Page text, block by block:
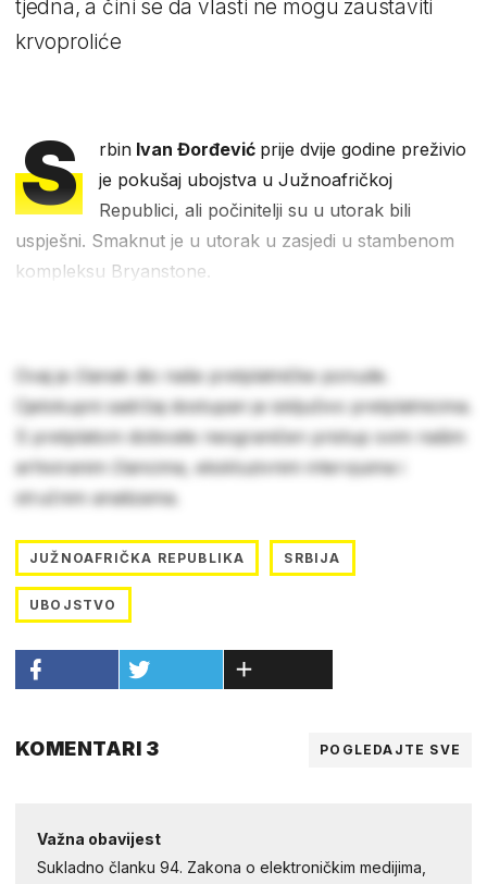
tjedna, a čini se da vlasti ne mogu zaustaviti
krvoproliće
S rbin Ivan Đorđević prije dvije godine preživio
je pokušaj ubojstva u Južnoafričkoj
Republici, ali počinitelji su u utorak bili
uspješni. Smaknut je u utorak u zasjedi u stambenom
kompleksu Bryanstone.
Ovaj je članak dio naše pretplatničke ponude.
Cjelokupni sadržaj dostupan je isključivo pretplatnicima.
S pretplatom dobivate neograničen pristup svim našim
arhiviranim člancima, ekskluzivnim intervjuima i
stručnim analizama.
JUŽNOAFRIČKA REPUBLIKA SRBIJA
UBOJSTVO
KOMENTARI 3 POGLEDAJTE SVE
Važna obavijest
Sukladno članku 94. Zakona o elektroničkim medijima,